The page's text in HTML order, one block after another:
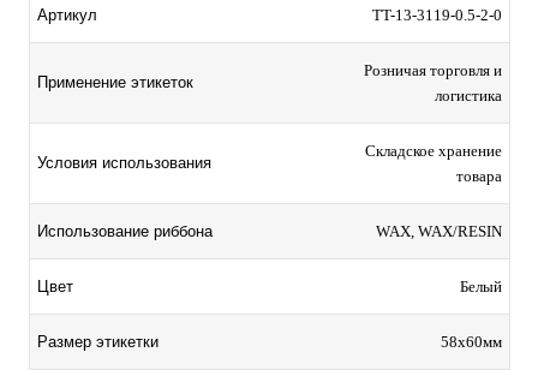
Артикул TT-13-3119-0.5-2-0
Применение этикеток
Розничая торговля и
логистика
Условия использования
Складское хранение
товара
Использование риббона WAX, WAX/RESIN
Цвет Белый
Размер этикетки 58х60мм